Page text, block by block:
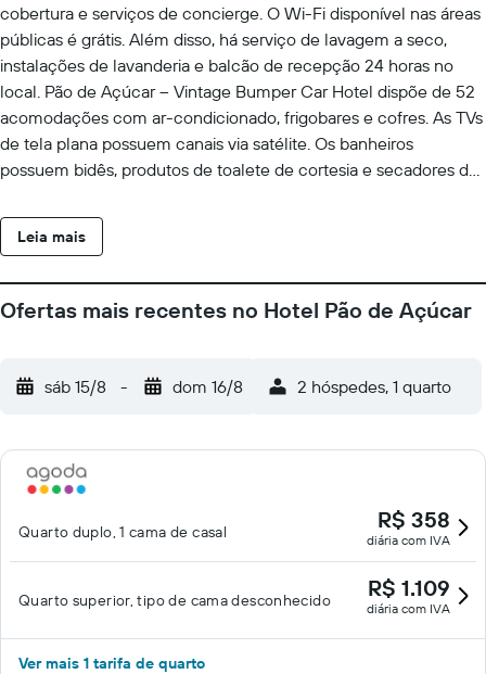
cobertura e serviços de concierge. O Wi-Fi disponível nas áreas
públicas é grátis. Além disso, há serviço de lavagem a seco,
instalações de lavanderia e balcão de recepção 24 horas no
local. Pão de Açúcar – Vintage Bumper Car Hotel dispõe de 52
acomodações com ar-condicionado, frigobares e cofres. As TVs
de tela plana possuem canais via satélite. Os banheiros
possuem bidês, produtos de toalete de cortesia e secadores de
quartos também apresentam ventiladores e cortinas blackout. O
serviço de limpeza é fornecido diariamente.
Leia mais
Ofertas mais recentes no Hotel Pão de Açúcar
sáb 15/8 - dom 16/8 2 hóspedes, 1 quarto
Quarto duplo, 1 cama de casal R$ 358
diária com IVA
Quarto superior, tipo de cama desconhecido R$ 1.109
diária com IVA
Ver mais 1 tarifa de quarto